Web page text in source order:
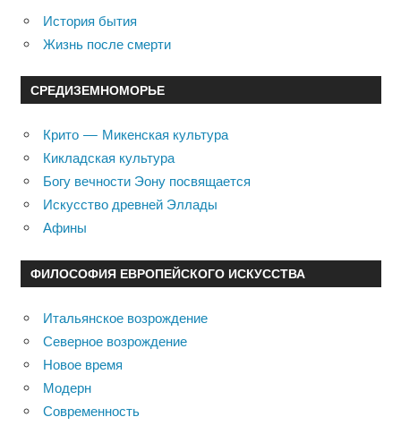
История бытия
Жизнь после смерти
СРЕДИЗЕМНОМОРЬЕ
Крито — Микенская культура
Кикладская культура
Богу вечности Эону посвящается
Искусство древней Эллады
Афины
ФИЛОСОФИЯ ЕВРОПЕЙСКОГО ИСКУССТВА
Итальянское возрождение
Северное возрождение
Новое время
Модерн
Современность